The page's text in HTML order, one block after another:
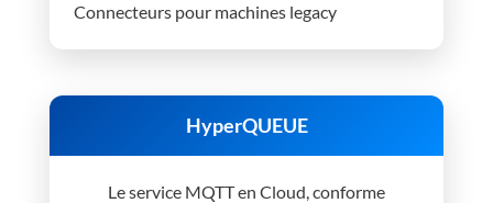
Connecteurs pour machines legacy
HyperQUEUE
Le service MQTT en Cloud, conforme